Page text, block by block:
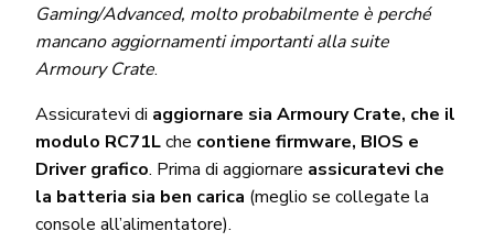
Gaming/Advanced, molto probabilmente è perché
mancano aggiornamenti importanti alla suite
Armoury Crate.
Assicuratevi di aggiornare sia Armoury Crate, che il
modulo RC71Lche contiene firmware, BIOS e
Driver grafico. Prima di aggiornare assicuratevi che
la batteria sia ben carica (meglio se collegate la
console all’alimentatore).